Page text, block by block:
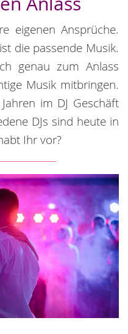
eigenen Ansprüche.
die passende Musik.
genau zum Anlass
Musik mitbringen.
im DJ Geschäft
DJs sind heute in
Ihr vor?